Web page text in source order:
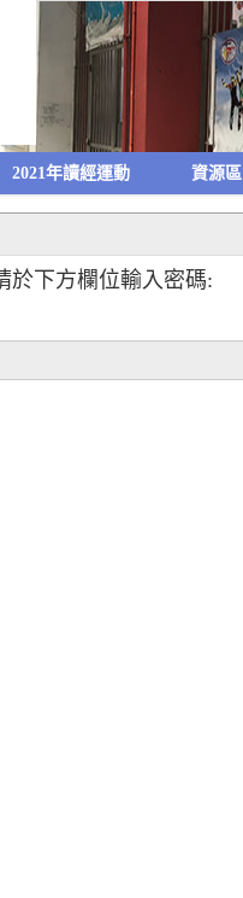
2021年讀經運動 資源區
於下方欄位輸入密碼: